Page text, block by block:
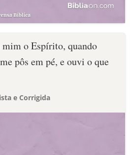
o Espírito, quando
pôs em pé, e ouvi o que
e Corrigida